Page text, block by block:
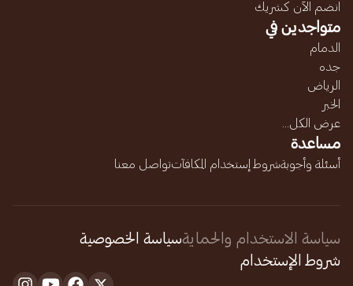
انضم الآن كشريك
متواجدين في
الدمام
جده
الرياض
الخبر
عرض الكل...
مساعدة
أسئلة وأجوبةشروط إستخدام المكافآتتواصل معنا
سياسة الاستخدام والحمايةسياسة الخصوصية
شروط الإستخدام